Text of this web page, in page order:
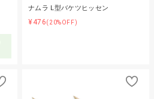
ナムラ L型バケツヒッセン
¥476(20%OFF)